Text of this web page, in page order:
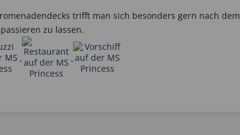
trifft man sich besonders gern nach dem
zu lassen.